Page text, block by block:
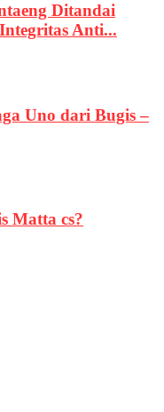
Ditandai
Anti...
Uno dari Bugis –
Matta cs?